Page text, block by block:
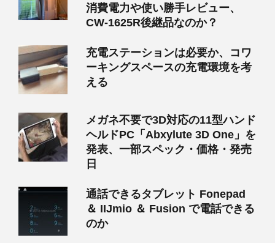
消費電力や使い勝手レビュー、
CW-1625R後継品なのか？
充電ステーションは必要か、コワ
ーキングスペースの充電環境を考
える
メガネ不要で3D対応の11型ハンド
ヘルドPC「Abxylute 3D One」を
発表、一部スペック・価格・発売
日
通話できるタブレット Fonepad
＆ IIJmio ＆ Fusion で電話できる
のか